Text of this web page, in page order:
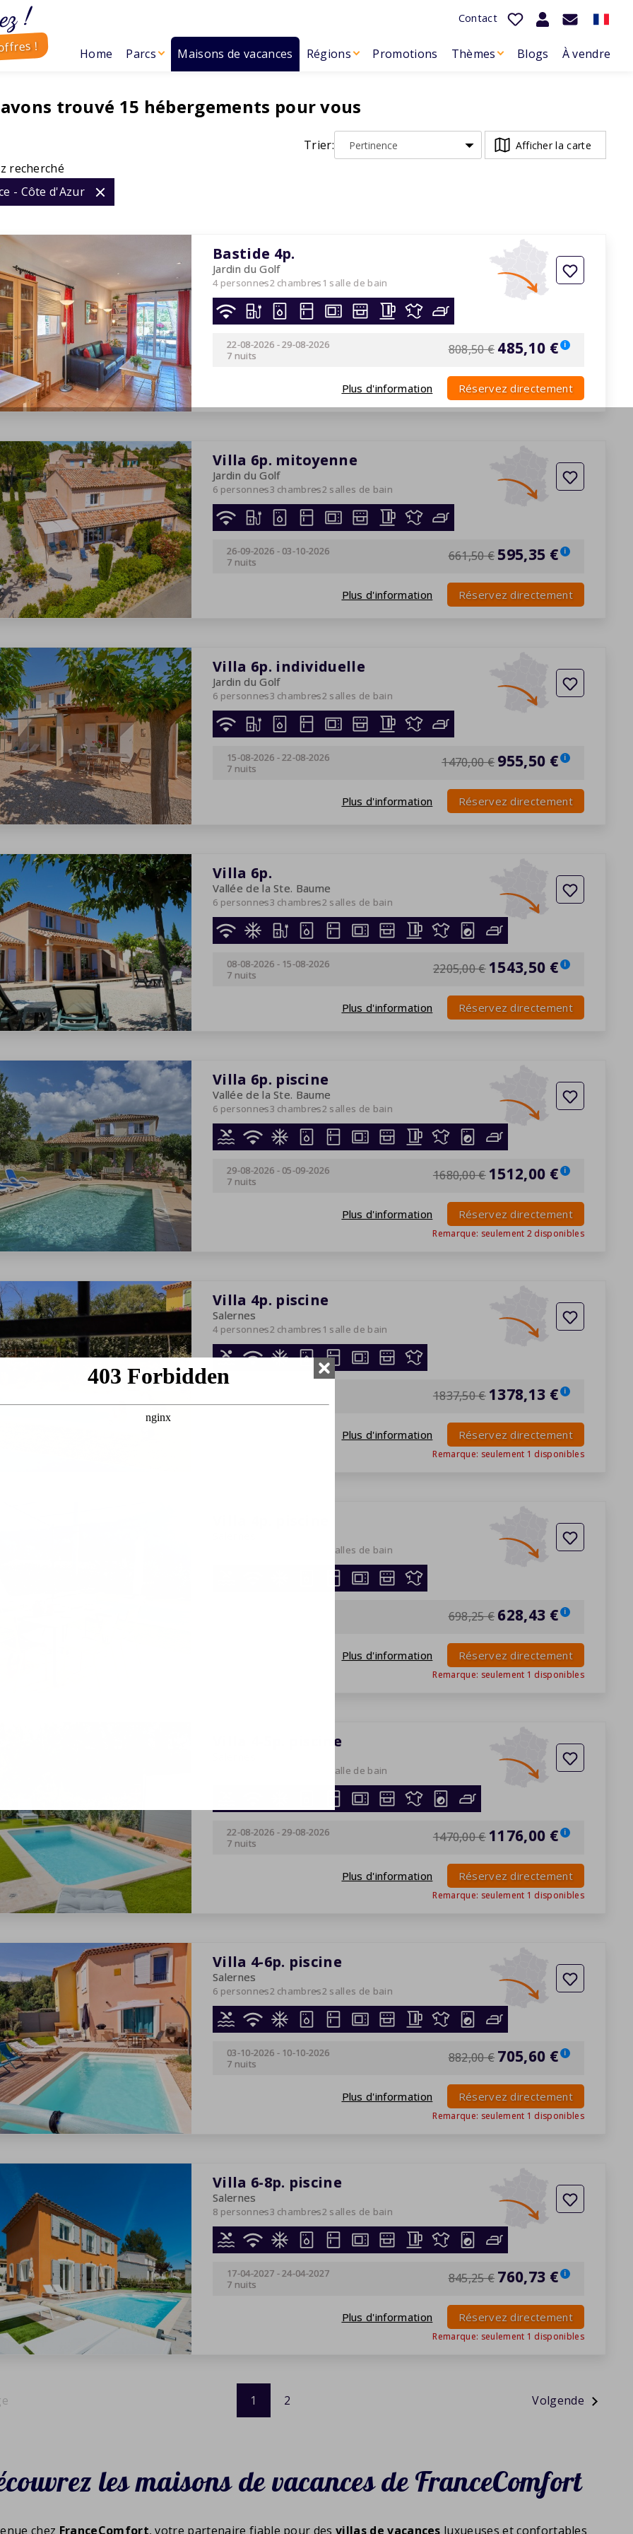
!
!
Contact
Home Parcs Maisons de vacances Régions Promotions Thèmes Blogs À vendre
trouvé 15 hébergements pour vous
Trier: Afficher la carte
recherché
- Côte d'Azur
Bastide 4p.
Jardin du Golf
4 personnes2 chambres 1 salle de bain
22-08-2026 -29-08-2026
7 nuits
808,50 € 485,10 € i
Plus d'information Réservez directement
Villa 6p. mitoyenne
Jardin du Golf
6 personnes3 chambres2 salles de bain
26-09-2026 - 03-10-2026
7 nuits
661,50 € 595,35 € i
Plus d'information Réservez directement
Villa 6p. individuelle
Jardin du Golf
6 personnes3 chambres2 salles de bain
15-08-2026 -22-08-2026
7 nuits
1470,00 € 955,50 € i
Plus d'information Réservez directement
Villa 6p.
Vallée de la Ste. Baume
6 personnes3 chambres2 salles de bain
08-08-2026 - 15-08-2026
7 nuits
2205,00 € 1543,50 € i
Plus d'information Réservez directement
Villa 6p. piscine
Vallée de la Ste. Baume
6 personnes3 chambres2 salles de bain
29-08-2026 - 05-09-2026
7 nuits
1680,00 € 1512,00 € i
Plus d'information Réservez directement
Remarque: seulement 2 disponibles
Villa 4p. piscine
Salernes
4 personnes2 chambres 1 salle de bain
7 nuits
1837,50 € 1378,13 € i
Plus d'information Réservez directement
Remarque: seulement 1 disponibles
2 salles de bain
698,25 € 628,43 € i
Plus d'information Réservez directement
Remarque: seulement 1 disponibles
Villa 4-5p. piscine
1 salle de bain
22-08-2026 -29-08-2026
7 nuits
1470,00 € 1176,00 € i
Plus d'information Réservez directement
Remarque: seulement 1 disponibles
Villa 4-6p. piscine
Salernes
6 personnes2 chambres2 salles de bain
03-10-2026 - 10-10-2026
7 nuits
882,00 € 705,60 € i
Plus d'information Réservez directement
Remarque: seulement 1 disponibles
Villa 6-8p. piscine
Salernes
8 personnes3 chambres2 salles de bain
17-04-2027 -24-04-2027
7 nuits
845,25 € 760,73 € i
Plus d'information Réservez directement
Remarque: seulement 1 disponibles
1 2
les maisons de vacances de FranceComfort
chez FranceComfort, votre partenaire fiable pour desvillas de vacances luxueuses et confortables